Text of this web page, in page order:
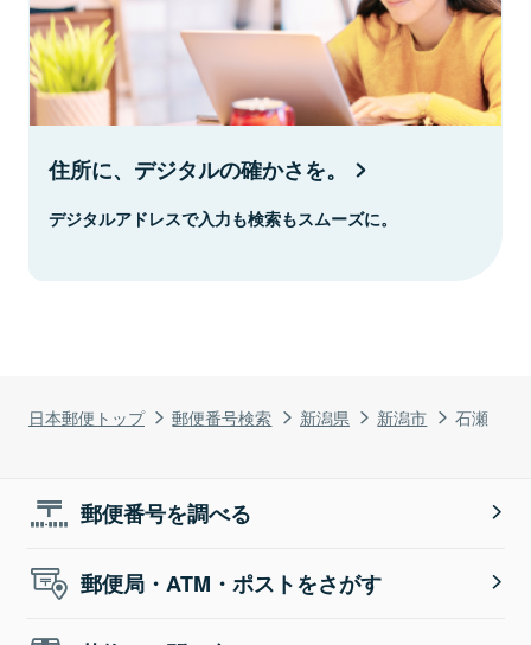
日本郵便トップ 郵便番号検索 新潟県 新潟市 石瀬
住所に、デジタルの確かさを。
デジタルアドレスで入力も検索もスムーズに。
郵便番号を調べる
郵便局・ATM・ポストをさがす